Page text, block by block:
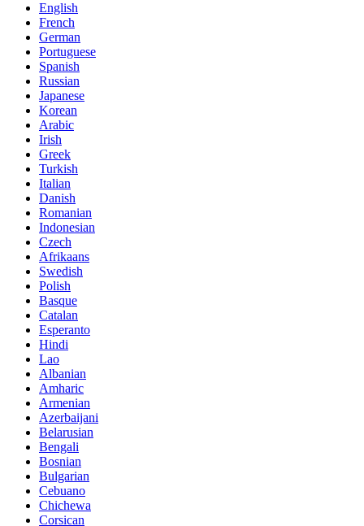
English
French
German
Portuguese
Spanish
Russian
Japanese
Korean
Arabic
Irish
Greek
Turkish
Italian
Danish
Romanian
Indonesian
Czech
Afrikaans
Swedish
Polish
Basque
Catalan
Esperanto
Hindi
Lao
Albanian
Amharic
Armenian
Azerbaijani
Belarusian
Bengali
Bosnian
Bulgarian
Cebuano
Chichewa
Corsican